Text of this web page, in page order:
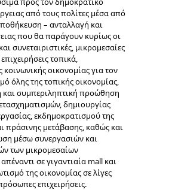
από τους πολίτες μέσα από
– ανταλλαγή και
που θα παράγουν κυρίως οι
συνεταιριστικές, μικρομεσαίες
τοπικά,
οικονομίας για τον
όλης της τοπικής οικονομίας,
και συμπεριληπτική προώθηση
δημιουργίας
εκδημοκρατισμού της
πράσινης μετάβασης, καθώς και
μέσω συνεργασιών και
των μικρομεσαίων
σε γιγαντιαία mall και
της οικονομίας σε λίγες
επιχειρήσεις.